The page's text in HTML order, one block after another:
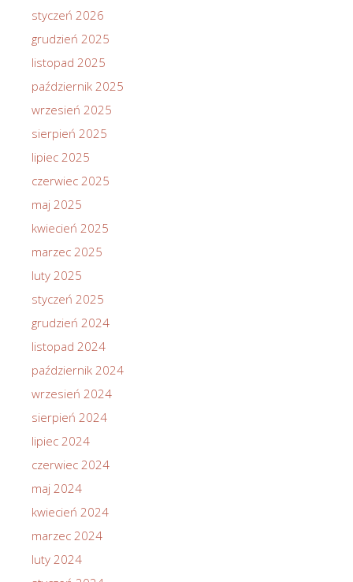
styczeń 2026
grudzień 2025
listopad 2025
październik 2025
wrzesień 2025
sierpień 2025
lipiec 2025
czerwiec 2025
maj 2025
kwiecień 2025
marzec 2025
luty 2025
styczeń 2025
grudzień 2024
listopad 2024
październik 2024
wrzesień 2024
sierpień 2024
lipiec 2024
czerwiec 2024
maj 2024
kwiecień 2024
marzec 2024
luty 2024